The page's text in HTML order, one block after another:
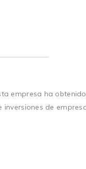
empresa ha
inversiones de